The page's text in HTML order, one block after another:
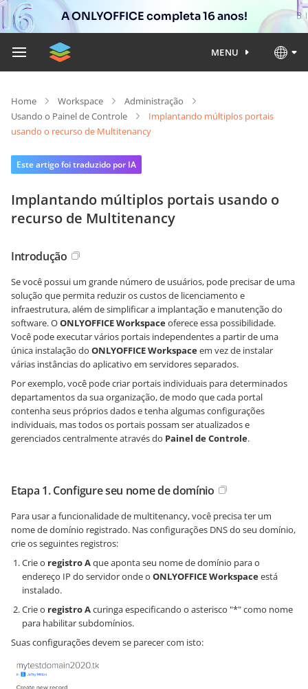
A ONLYOFFICE completa 16 anos!
MENU
Home Workspace
Administração
Usando o Painel de Controle
Implantando múltiplos portais
usando o recurso de Multitenancy
Este artigo foi traduzido por IA
Implantando múltiplos portais usando o
recurso de Multitenancy
Introdução
Se você possui um grande número de usuários, pode precisar de uma
solução que permita reduzir os custos de licenciamento e
infraestrutura, além de simplificar a implantação e manutenção do
software. OONLYOFFICE Workspaceoferece essa possibilidade.
Você pode executar vários portais independentes a partir de uma
única instalação do ONLYOFFICE Workspaceem vez de instalar
várias instâncias do aplicativo em servidores separados.
Por exemplo, você pode criar portais individuais para determinados
departamentos da sua organização, de modo que cada portal
contenha seus próprios dados e tenha algumas configurações
individuais, mas todos os portais possam ser atualizados e
gerenciados centralmente através do Painel de Controle.
Etapa 1. Configure seu nome de domínio
Para usar a funcionalidade de multitenancy, você precisa ter um
nome de domínio registrado. Nas configurações DNS do seu domínio,
crie os seguintes registros:
Crie o registro Aque aponta seu nome de domínio para o
endereço IP do servidor onde o ONLYOFFICE Workspaceestá
instalado.
Crie o registro Acuringa especificando o asterisco "*" como nome
para habilitar subdomínios.
Suas configurações devem se parecer com isto: